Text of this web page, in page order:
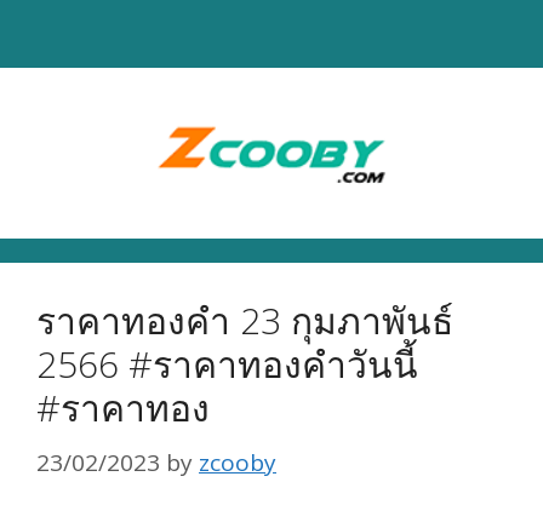
ราคาทองคำ 23 กุมภาพันธ์
2566 #ราคาทองคำวันนี้
#ราคาทอง
23/02/2023 by zcooby